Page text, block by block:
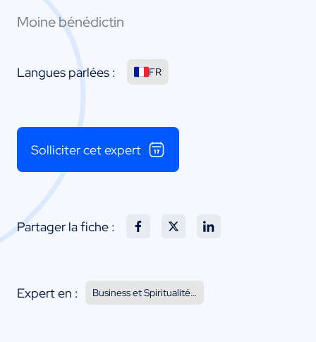
Moine bénédictin
Langues parlées : FR
Solliciter cet expert
Partager la fiche :
Expert en : Business et Spiritualité…